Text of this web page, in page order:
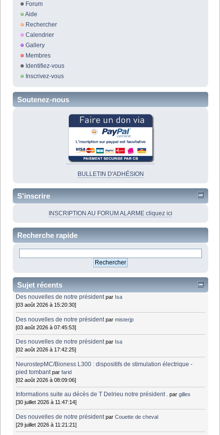
Forum
Aide
Rechercher
Calendrier
Gallery
Membres
Identifiez-vous
Inscrivez-vous
Soutenez-nous
BULLETIN D'ADHÉSION
S'inscrire
INSCRIPTION AU FORUM ALARME cliquez ici
Recherche rapide
Sujet récents
Des nouvelles de notre président par Isa
[03 août 2026 à 15:20:30]
Des nouvelles de notre président parmisterjp
[03 août 2026 à 07:45:53]
Des nouvelles de notre président par Isa
[02 août 2026 à 17:42:25]
NeurostepMC/Bioness L300 : dispositifs de stimulation électrique -
pied tombant parfarid
[02 août 2026 à 08:09:06]
Informations suite au décès de T Delrieu notre président . pargilles
[30 juillet 2026 à 11:47:14]
Des nouvelles de notre président parCouette de cheval
[29 juillet 2026 à 11:21:21]